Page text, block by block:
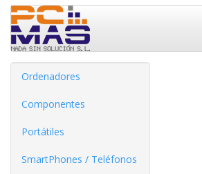
Ordenadores
Componentes
Portátiles
SmartPhones / Teléfonos